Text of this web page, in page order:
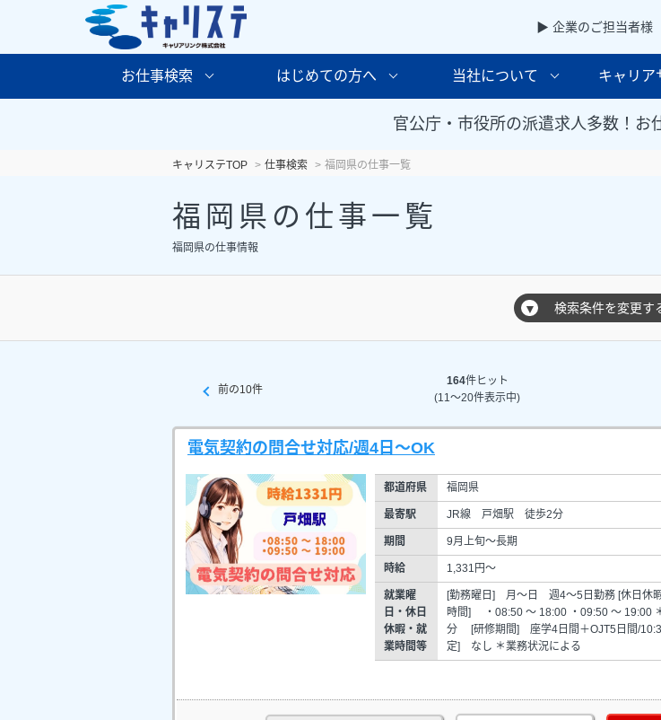
▶ 企業のご担当者様
お仕事検索 はじめての方へ 当社について キャリア
官公庁・市役所の派遣求人多数！お
キャリステTOP 仕事検索 福岡県の仕事一覧
福岡県の仕事一覧
福岡県の仕事情報
▼ 検索条件を変更す
前の10件
164件ヒット
(11～20件表示中)
電気契約の問合せ対応/週4日～OK
都道府県 福岡県
最寄駅 JR線 戸畑駅 徒歩2分
期間 9月上旬～長期
時給 1,331円～
就業曜
日・休日
休暇・就
業時間等
[勤務曜日] 月～日 週4～5日勤務 [休日休
時間] ・08:50 ～ 18:00 ・09:50 ～ 19:00
分 [研修期間] 座学4日間＋OJT5日間/
定] なし ＊業務状況による